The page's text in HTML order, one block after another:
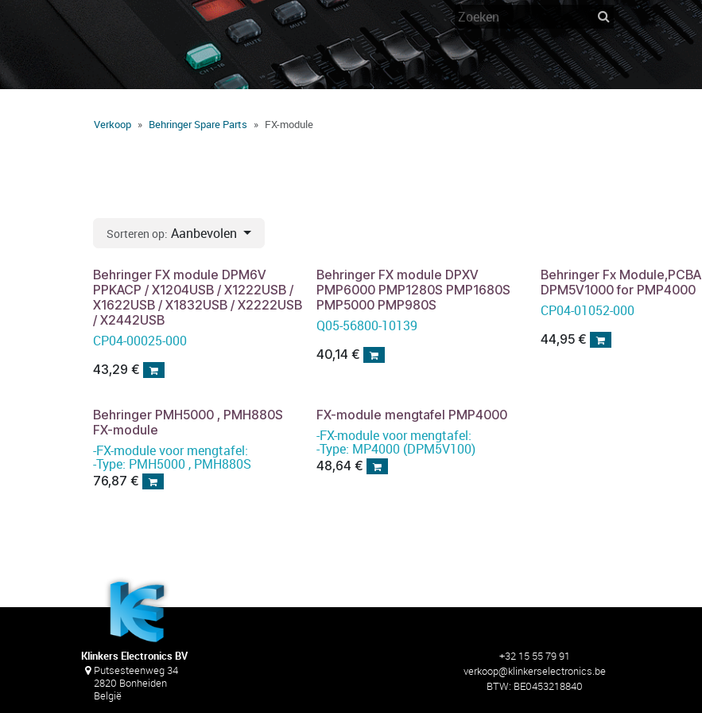
Verkoop Behringer Spare Parts FX-module
Sorteren op: Aanbevolen
Behringer FX module DPM6V
PPKACP / X1204USB / X1222USB /
X1622USB / X1832USB / X2222USB
/ X2442USB
CP04-00025-000
43,29 €
Behringer FX module DPXV
PMP6000 PMP1280S PMP1680S
PMP5000 PMP980S
Q05-56800-10139
40,14 €
Behringer Fx Module,PCBA
DPM5V1000 for PMP4000
CP04-01052-000
44,95€
Behringer PMH5000 , PMH880S
FX-module
-FX-module voor mengtafel:
-Type: PMH5000 , PMH880S
76,87 €
FX-module mengtafel PMP4000
-FX-module voor mengtafel:
-Type: MP4000 (DPM5V100)
48,64 €
Klinkers Electronics BV
Putsesteenweg 34
2820 Bonheiden
België
+32 15 55 79 91
verkoop@klinkerselectronics.be
BTW: BE0453218840